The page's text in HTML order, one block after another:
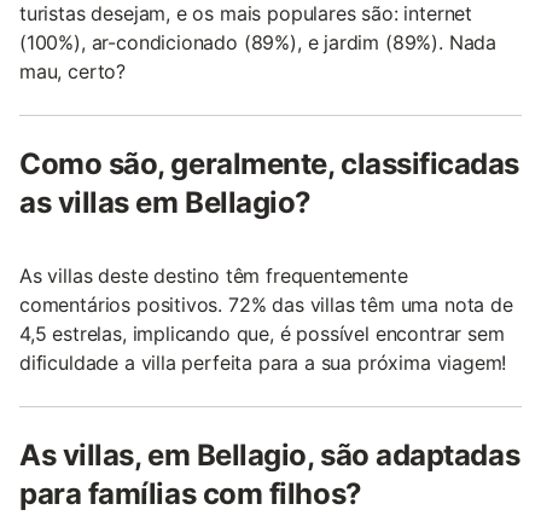
turistas desejam, e os mais populares são: internet
(100%), ar-condicionado (89%), e jardim (89%). Nada
mau, certo?
Como são, geralmente, classificadas
as villas em Bellagio?
As villas deste destino têm frequentemente
comentários positivos. 72% das villas têm uma nota de
4,5 estrelas, implicando que, é possível encontrar sem
dificuldade a villa perfeita para a sua próxima viagem!
As villas, em Bellagio, são adaptadas
para famílias com filhos?